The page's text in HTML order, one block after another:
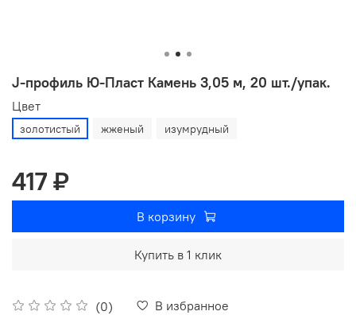
J-профиль Ю-Пласт Камень 3,05 м, 20 шт./упак.
(0) В избранное
Цвет
золотистый жженый изумрудный
417 ₽
В корзину
Купить в 1 клик